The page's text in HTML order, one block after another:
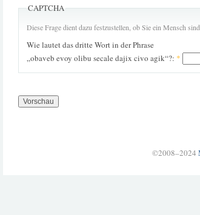
CAPTCHA
Diese Frage dient dazu festzustellen, ob Sie ein Mensch
Wie lautet das dritte Wort in der Phrase
„obaveb evoy olibu secale dajix civo agik“?: *
©2008–2024